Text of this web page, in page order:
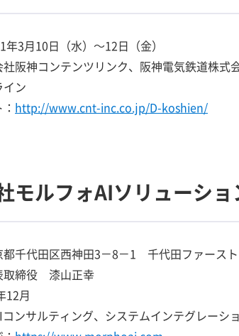
3月10日（水）～12日（金）
阪神コンテンツリンク、阪神電気鉄道株式
ン
http://www.cnt-inc.co.jp/D-koshien/
モルフォAIソリューショ
都千代田区西神田3－8－1 千代田ファース
取締役 漆山正幸
12月
ンサルティング、システムインテグレーシ